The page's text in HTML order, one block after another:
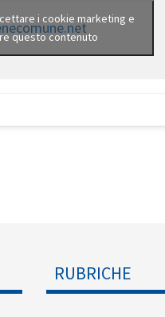
i cookie marketing e
questo contenuto
RUBRICHE